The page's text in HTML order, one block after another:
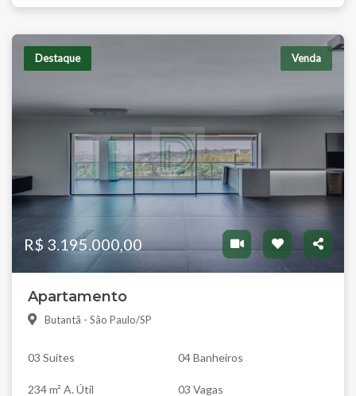
Destaque Venda
R$ 3.195.000,00
Apartamento
Butantã - São Paulo/SP
03 Suítes 04 Banheiros
234 m² A. Útil 03 Vagas